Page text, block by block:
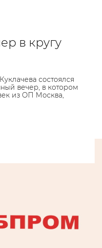
в кругу
состоялся
вечер, в котором
из ОП Москва,